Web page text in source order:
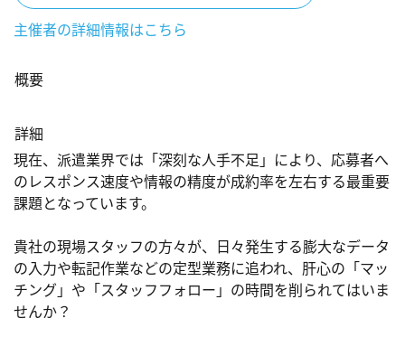
主催者の詳細情報はこちら
概要
詳細
現在、派遣業界では「深刻な人手不足」により、応募者へ
のレスポンス速度や情報の精度が成約率を左右する最重要
課題となっています。
貴社の現場スタッフの方々が、日々発生する膨大なデータ
の入力や転記作業などの定型業務に追われ、肝心の「マッ
チング」や「スタッフフォロー」の時間を削られてはいま
せんか？